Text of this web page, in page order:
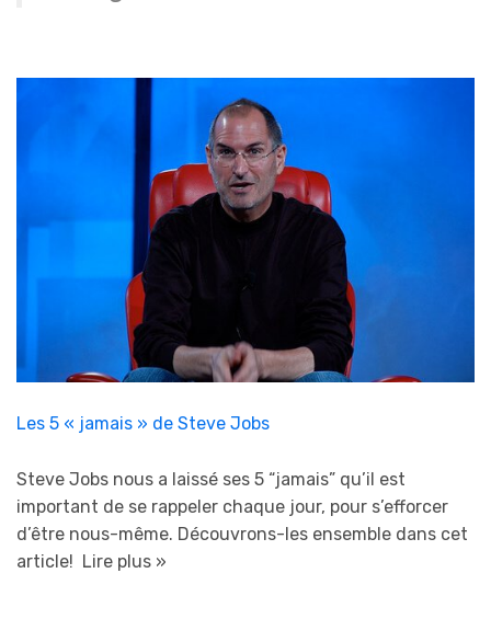
Les 5 « jamais » de Steve Jobs
Steve Jobs nous a laissé ses 5 “jamais” qu’il est
important de se rappeler chaque jour, pour s’efforcer
d’être nous-même. Découvrons-les ensemble dans cet
article! Lire plus »